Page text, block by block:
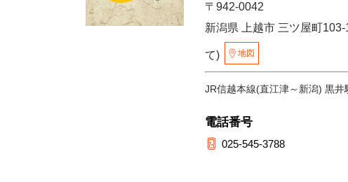
〒942-0042
新潟県 上越市 三ツ屋町
て) 地図
JR信越本線(直江津～新潟) 黒井
電話番号
025-545-3788